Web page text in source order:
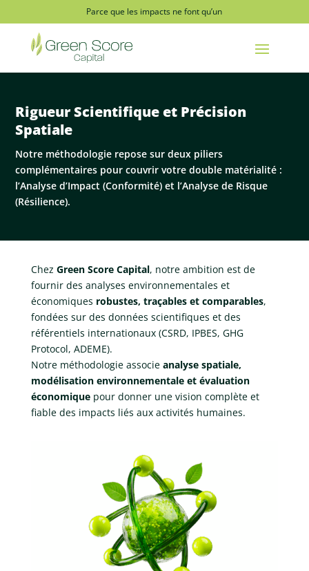
Parce que les impacts ne font qu’un
Rigueur Scientifique et Précision
Spatiale
Notre méthodologie repose sur deux piliers
complémentaires pour couvrir votre double matérialité :
l’Analyse d’Impact (Conformité) et l’Analyse de Risque
(Résilience).
Chez Green Score Capital, notre ambition est de
fournir des analyses environnementales et
économiques robustes, traçables et comparables,
fondées sur des données scientifiques et des
référentiels internationaux (CSRD, IPBES, GHG
Protocol, ADEME).
Notre méthodologie associe analyse spatiale,
modélisation environnementale et évaluation
économiquepour donner une vision complète et
fiable des impacts liés aux activités humaines.